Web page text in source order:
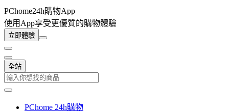
PChome24h購物App
使用App享受更優質的購物體驗
立即體驗
全站
PChome 24h購物